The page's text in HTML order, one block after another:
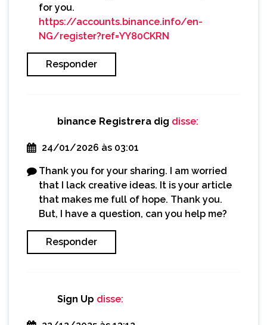
for you.
https://accounts.binance.info/en-
NG/register?ref=YY80CKRN
Responder
binance Registrera dig disse:
24/01/2026 às 03:01
Thank you for your sharing. I am worried
that I lack creative ideas. It is your article
that makes me full of hope. Thank you.
But, I have a question, can you help me?
Responder
Sign Up disse: